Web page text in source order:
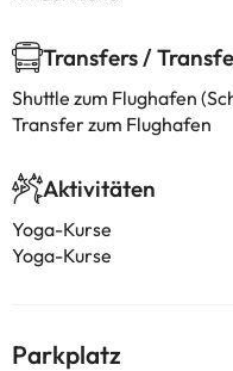
Transfers /
Shuttle zum Flughafen
Transfer zum Flughafen
Aktivitäten
Yoga-Kurse
Yoga-Kurse
Parkplatz